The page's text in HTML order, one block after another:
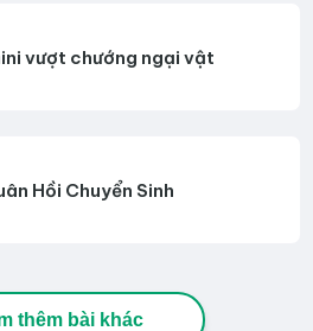
vượt chướng ngại vật
Hồi Chuyển Sinh
thêm bài khác